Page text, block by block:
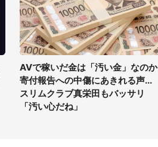
AVで稼いだ金は「汚い金」なのか
寄付報告への中傷にあきれる声...
スリムクラブ真栄田もバッサリ
「汚い心だね」